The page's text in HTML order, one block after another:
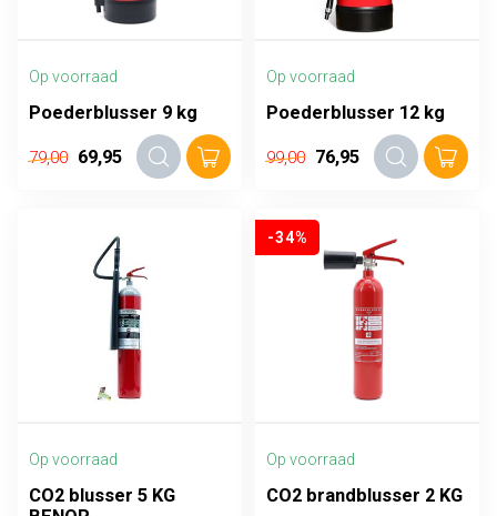
Op voorraad
Poederblusser 9 kg
79,00 69,95
Op voorraad
Poederblusser 12 kg
99,00 76,95
Op voorraad
CO2 blusser 5 KG
-34%
Op voorraad
CO2 brandblusser 2 KG